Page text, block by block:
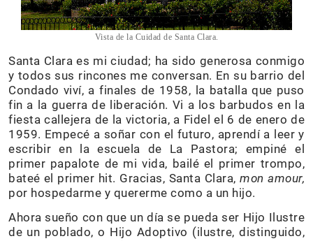
Vista de la Cuidad de Santa Clara.
Santa Clara es mi ciudad; ha sido generosa conmigo
y todos sus rincones me conversan. En su barrio del
Condado viví, a finales de 1958, la batalla que puso
fin a la guerra de liberación. Vi a los barbudos en la
fiesta callejera de la victoria, a Fidel el 6 de enero de
1959. Empecé a soñar con el futuro, aprendí a leer y
escribir en la escuela de La Pastora; empiné el
primer papalote de mi vida, bailé el primer trompo,
bateé el primer hit. Gracias, Santa Clara,mon amour,
por hospedarme y quererme como a un hijo.
Ahora sueño con que un día se pueda ser Hijo Ilustre
de un poblado, o Hijo Adoptivo (ilustre, distinguido,